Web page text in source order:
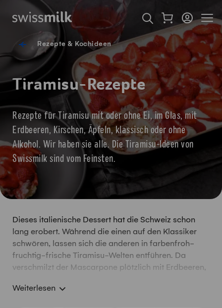
Navigieren auf Swissmilk.ch
Schnellzugriff-Links
Servicenavigation
Suche öffnen
Warenkorb als
Login
Rezepte & Kochideen
Tiramisu-Rezepte
Rezepte für Tiramisu mit oder ohne Ei, im Glas, mit
Erdbeeren, Kirschen, Äpfeln, klassisch oder ohne
Alkohol. Wir haben sie alle. Die Tiramisu-Ideen von
Swissmilk sind vom Feinsten.
Dieses italienische Dessert hat die Schweiz schon
lang erobert. Während die einen auf den Klassiker
schwören, lassen sich die anderen in farbenfroh-
fruchtig-frische Tiramisu-Welten entführen. Da
verschmilzt der Mascarpone plötzlich mit Erdbeeren,
unserer Tiramisu-Rezepte lohnt sich, ausprobiert zu
Weiterlesen